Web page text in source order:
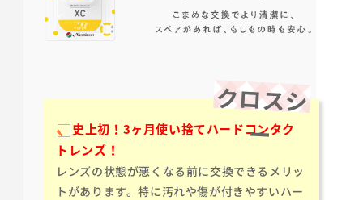
クロスシ
ー
史上初！3ヶ月使い捨てハードコンタク
トレンズ！
レンズの状態が悪くなる前に交換できるメリッ
トがあります。特に汚れや傷が付きやすいハー